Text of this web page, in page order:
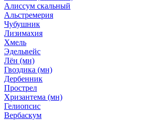
Алиссум скальный
Альстремерия
Чубушник
Лизимахия
Хмель
Эдельвейс
Лён (мн)
Гвоздика (мн)
Дербенник
Прострел
Хризантема (мн)
Гелиопсис
Вербаскум